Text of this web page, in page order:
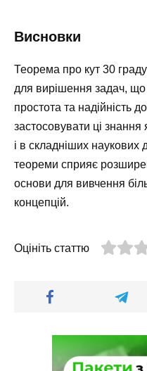
Висновки
Теорема про кут 30
для вирішення задач, що
простота та надійність
застосовувати ці знання
і в складніших наукових
теореми сприяє
основи для вивчення
концепцій.
Оцініть статтю